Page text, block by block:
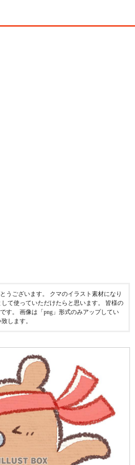
うございます。 クマのイラスト素材になり
て使っていただけたらと思います。 皆様の
す。 画像は「png」形式のみアップしてい
します。